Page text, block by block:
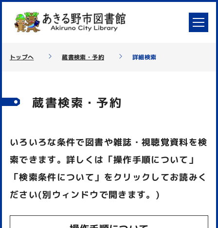
トップへ 蔵書検索・予約 詳細検索
蔵書検索・予約
いろいろな条件で図書や雑誌・視聴覚資料を検
索できます。詳しくは「操作手順について」
「検索条件について」をクリックしてお読みく
ださい(別ウィンドウで開きます。)